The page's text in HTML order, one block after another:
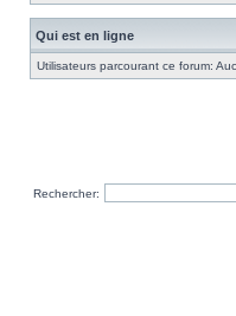
Qui est en ligne
Utilisateurs parcourant ce forum:
Rechercher: